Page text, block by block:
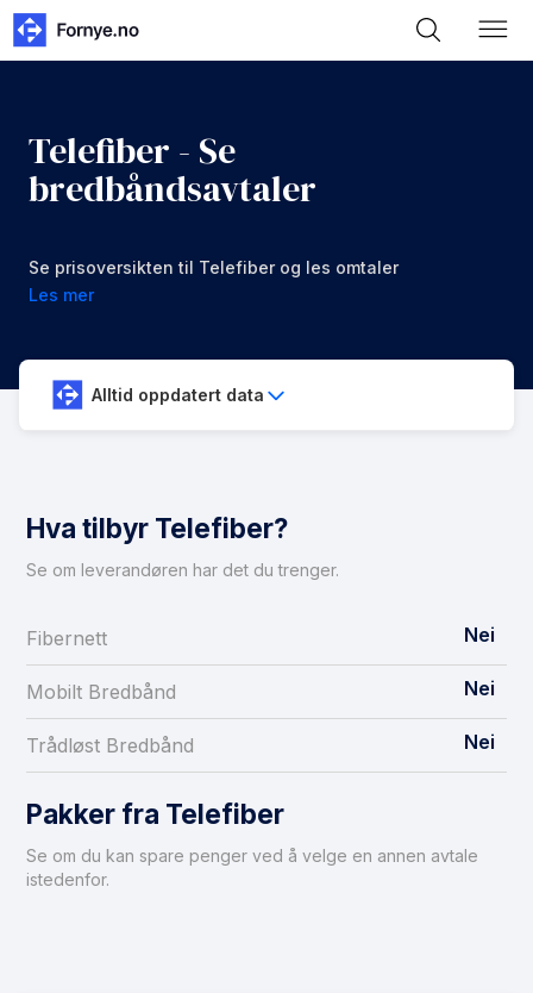
Telefiber - Se
bredbåndsavtaler
Se prisoversikten til Telefiber og les omtaler
Les mer
Alltid oppdatert data
Hva tilbyr Telefiber?
Se om leverandøren har det du trenger.
Fibernett Nei
Mobilt Bredbånd Nei
Trådløst Bredbånd Nei
Pakker fra Telefiber
Se om du kan spare penger ved å velge en annen avtale
istedenfor.